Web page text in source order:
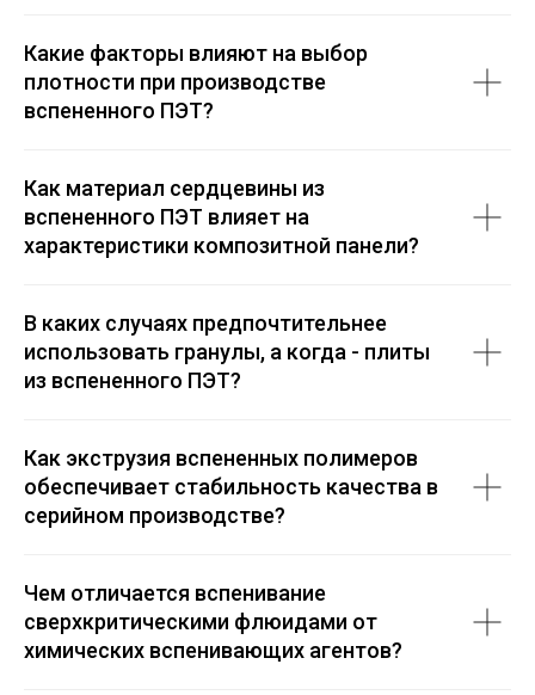
Какие факторы влияют на выбор
плотности при производстве
вспененного ПЭТ?
Как материал сердцевины из
вспененного ПЭТ влияет на
характеристики композитной панели?
В каких случаях предпочтительнее
использовать гранулы, а когда - плиты
из вспененного ПЭТ?
Как экструзия вспененных полимеров
обеспечивает стабильность качества в
серийном производстве?
Чем отличается вспенивание
сверхкритическими флюидами от
химических вспенивающих агентов?